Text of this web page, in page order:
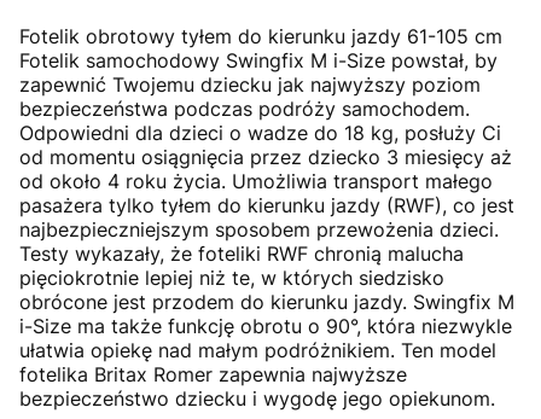
Fotelik obrotowy tyłem do kierunku jazdy 61-105 cm
Fotelik samochodowy Swingfix M i-Size powstał, by
zapewnić Twojemu dziecku jak najwyższy poziom
bezpieczeństwa podczas podróży samochodem.
Odpowiedni dla dzieci o wadze do 18 kg, posłuży Ci
od momentu osiągnięcia przez dziecko 3 miesięcy aż
od około 4 roku życia. Umożliwia transport małego
pasażera tylko tyłem do kierunku jazdy (RWF), co jest
najbezpieczniejszym sposobem przewożenia dzieci.
Testy wykazały, że foteliki RWF chronią malucha
pięciokrotnie lepiej niż te, w których siedzisko
obrócone jest przodem do kierunku jazdy. Swingfix M
i-Size ma także funkcję obrotu o 90°, która niezwykle
ułatwia opiekę nad małym podróżnikiem. Ten model
fotelika Britax Romer zapewnia najwyższe
bezpieczeństwo dziecku i wygodę jego opiekunom.